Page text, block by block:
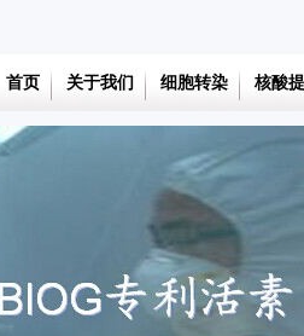
首页 关于我们 细胞转染 核酸